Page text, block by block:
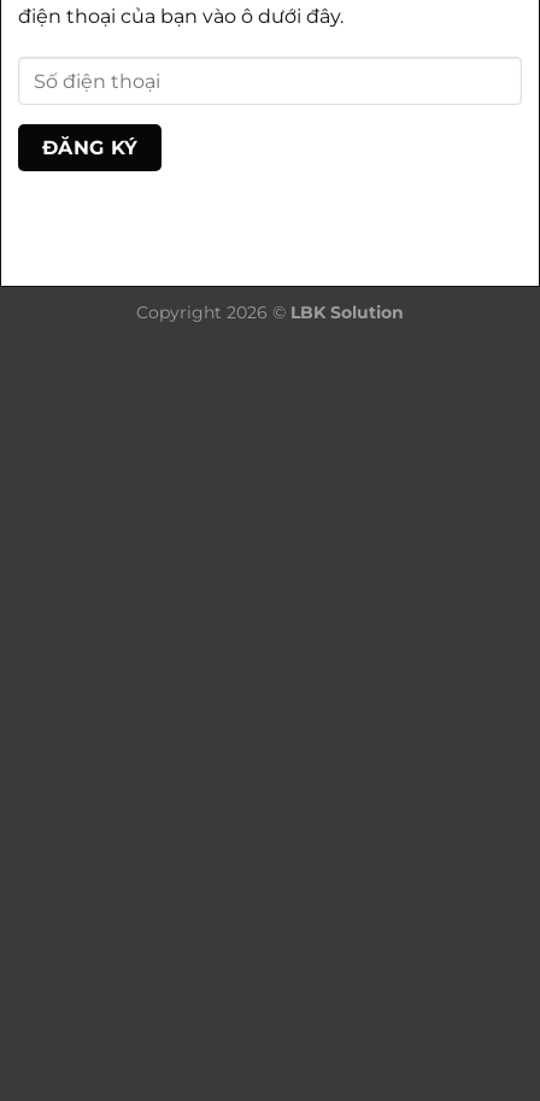
điện thoại của bạn vào ô dưới đây.
Copyright 2026 © LBK Solution